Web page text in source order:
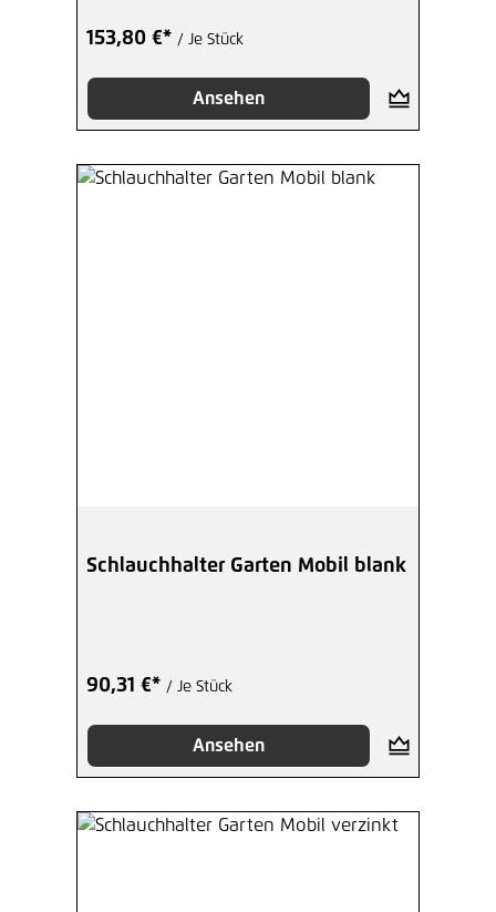
153,80 €* / Je Stück
Ansehen
Schlauchhalter Garten Mobil blank
90,31 €* / Je Stück
Ansehen